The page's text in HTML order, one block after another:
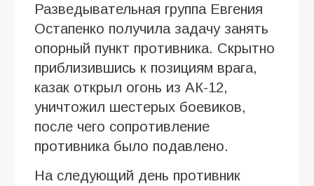
Разведывательная группа Евгения
Остапенко получила задачу занять
опорный пункт противника. Скрытно
приблизившись к позициям врага,
казак открыл огонь из АК-12,
уничтожил шестерых боевиков,
после чего сопротивление
противника было подавлено.
На следующий день противник